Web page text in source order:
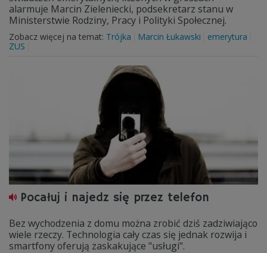
alarmuje Marcin Zieleniecki, podsekretarz stanu w
Ministerstwie Rodziny, Pracy i Polityki Społecznej.
Zobacz więcej na temat: Trójka Marcin Łukawski
emerytura
ZUS
Pocałuj i najedz się przez telefon
Bez wychodzenia z domu można zrobić dziś zadziwiająco
wiele rzeczy. Technologia cały czas się jednak rozwija i
smartfony oferują zaskakujące "usługi".